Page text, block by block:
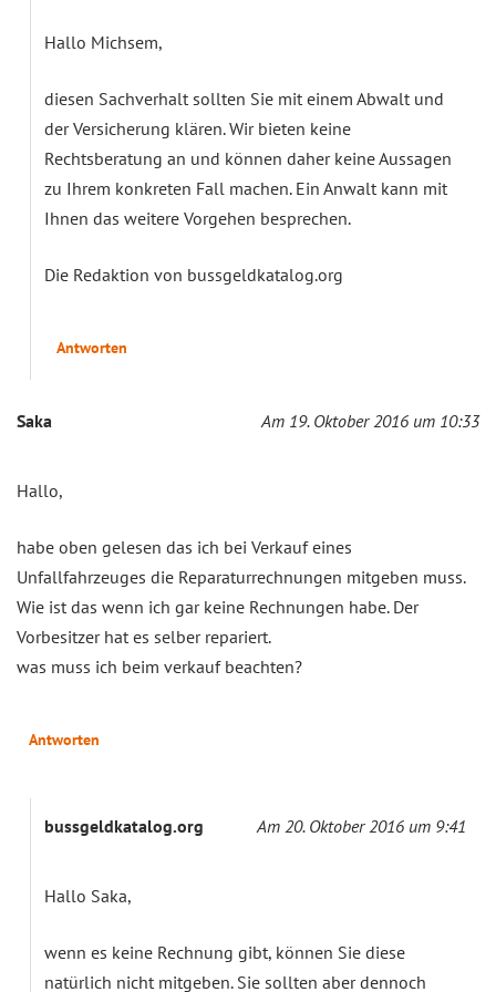
Hallo Michsem,
diesen Sachverhalt sollten Sie mit einem Abwalt und
der Versicherung klären. Wir bieten keine
Rechtsberatung an und können daher keine Aussagen
zu Ihrem konkreten Fall machen. Ein Anwalt kann mit
Ihnen das weitere Vorgehen besprechen.
Die Redaktion von bussgeldkatalog.org
Antworten
Saka Am 19. Oktober 2016 um 10:33
Hallo,
habe oben gelesen das ich bei Verkauf eines
Unfallfahrzeuges die Reparaturrechnungen mitgeben muss.
Wie ist das wenn ich gar keine Rechnungen habe. Der
Vorbesitzer hat es selber repariert.
was muss ich beim verkauf beachten?
Antworten
bussgeldkatalog.org Am 20. Oktober 2016 um 9:41
Hallo Saka,
wenn es keine Rechnung gibt, können Sie diese
natürlich nicht mitgeben. Sie sollten aber dennoch